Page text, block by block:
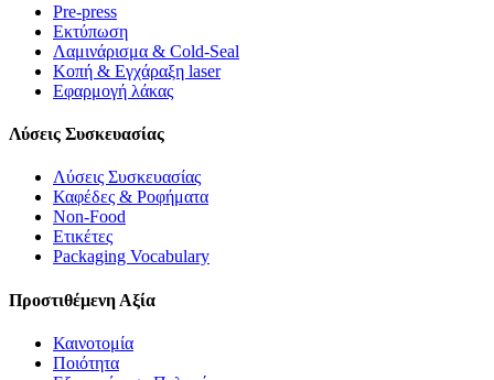
Pre-press
Εκτύπωση
Λαμινάρισμα & Cold-Seal
Κοπή & Εγχάραξη laser
Εφαρμογή λάκας
Λύσεις Συσκευασίας
Λύσεις Συσκευασίας
Καφέδες & Ροφήματα
Non-Food
Ετικέτες
Packaging Vocabulary
Προστιθέμενη Αξία
Καινοτομία
Ποιότητα